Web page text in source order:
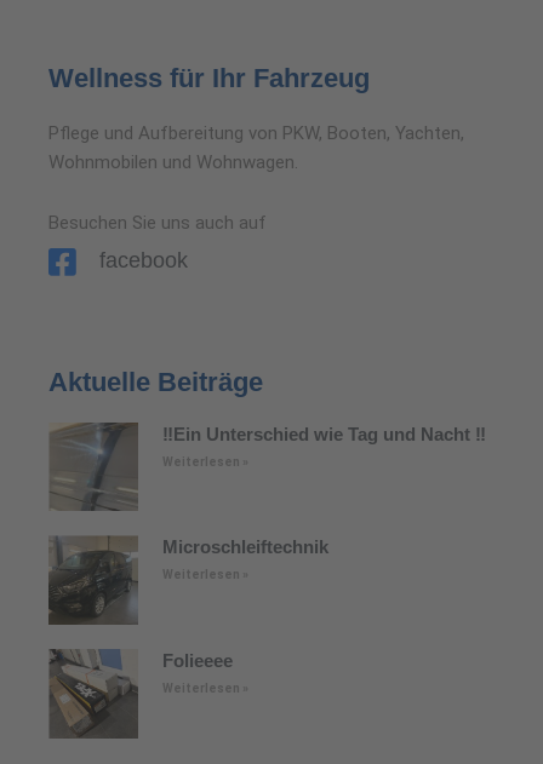
Wellness für Ihr Fahrzeug
Pflege und Aufbereitung von PKW, Booten, Yachten,
Wohnmobilen und Wohnwagen.
Besuchen Sie uns auch auf
facebook
Aktuelle Beiträge
‼️Ein Unterschied wie Tag und Nacht ‼️
Weiterlesen »
Microschleiftechnik
Weiterlesen »
Folieeee
Weiterlesen »